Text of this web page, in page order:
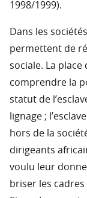
1998/1999).
Dans les
permettent de
sociale. La
comprendre la
statut de
lignage ;
hors de la
dirigeants
voulu leur
briser les